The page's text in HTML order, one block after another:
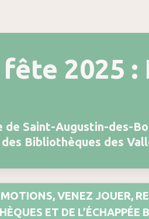
2025 :
de Saint-Augustin-des-
Bibliothèques des
VENEZ JOUER,
ET DE L’ÉCHAPPÉE